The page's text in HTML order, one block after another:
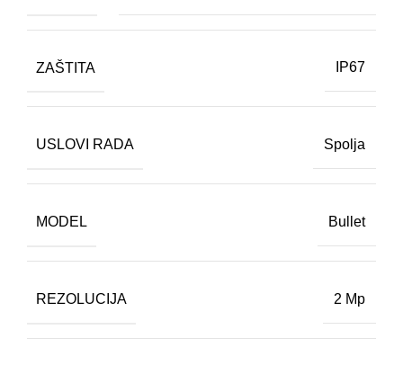
ZAŠTITA IP67
USLOVI RADA Spolja
MODEL Bullet
REZOLUCIJA 2 Mp